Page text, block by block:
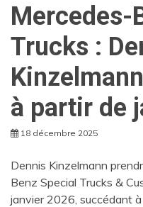
Mercedes-
Trucks :
à partir de
18 décembre 2025
Dennis Kinzelmann
Benz Special Trucks &
janvier 2026, succédant